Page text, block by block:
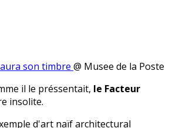
@ Musee de la Poste
il le préssentait, le Facteur
insolite.
d'art naïf architectural